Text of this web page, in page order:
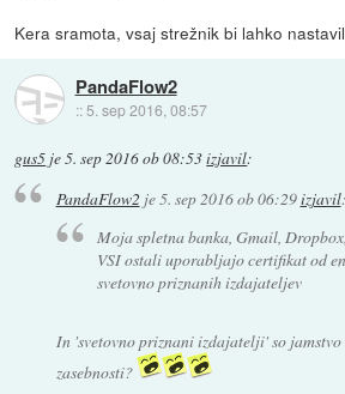
Kera sramota, vsaj strežnik bi lahko
PandaFlow2
:: 5. sep 2016, 08:57
gus5 je5. sep 2016 ob 08:53izjavil:
PandaFlow2je5. sep 2016 ob 06:29izjavil:
Moja spletna banka, Gmail,
VSI ostali uporabljajo certifikat od
svetovno priznanih izdajateljev
In 'svetovno priznani izdajatelji' so
zasebnosti?